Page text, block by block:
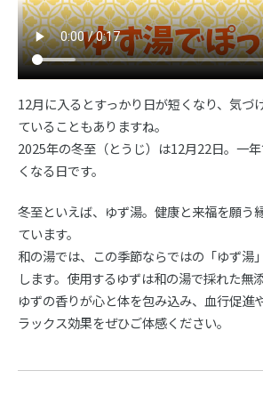
12月に入るとすっかり日が短くなり、気づ
ていることもありますね。
2025年の冬至（とうじ）は12月22日。一
くなる日です。
冬至といえば、ゆず湯。健康と来福を願う
ています。
和の湯では、この季節ならではの「ゆず湯
します。使用するゆずは和の湯で採れた無
ゆずの香りが心と体を包み込み、血行促進
ラックス効果をぜひご体感ください。